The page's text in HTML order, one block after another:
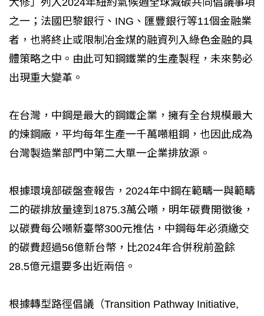
之一；法國巴黎銀行、ING、匯豐銀行等11個金融業
者，也將終止或限制冶金煤的融資列入綠色金融的具
體策略之中。由此可知鋼鐵業的生產製程，未來勢必
出現重大變革。
在台灣，中鋼是最大的鋼鐵企業，擁有全台規模最大
的煉鋼廠，平均每年生產一千萬噸粗鋼，也因此成為
台灣製造業部門中第二大單一企業排放源。
根據環境部碳盤查報告，2024年中鋼在範疇一與範疇
二的碳排放量達到1875.3萬公噸，明年碳費開徵後，
以碳費每公噸新臺幣300元推估，中鋼每年必須繳交
的碳費超過56億新台幣，比2024年合併稅前盈餘
28.5億元還要多出近兩倍。
根據轉型路徑倡議（Transition Pathway Initiative,